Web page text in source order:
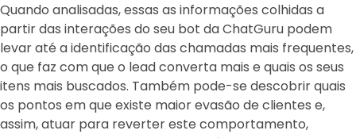
Quando analisadas, essas as informações colhidas a
partir das interações do seu bot da ChatGuru podem
levar até a identificação das chamadas mais frequentes,
o que faz com que o lead converta mais e quais os seus
itens mais buscados. Também pode-se descobrir quais
os pontos em que existe maior evasão de clientes e,
assim, atuar para reverter este comportamento,